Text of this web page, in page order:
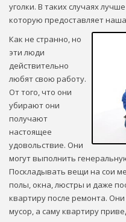
уголки. В таких случаях
которую предоставляет
Как не странно, но
эти люди
действительно
любят свою работу.
От того, что они
убирают они
получают
настоящее
удовольствие. Они
могут выполнить
Поскладывать вещи на сои
полы, окна, люстры и даже
квартиру после ремонта.
мусор, а саму квартиру